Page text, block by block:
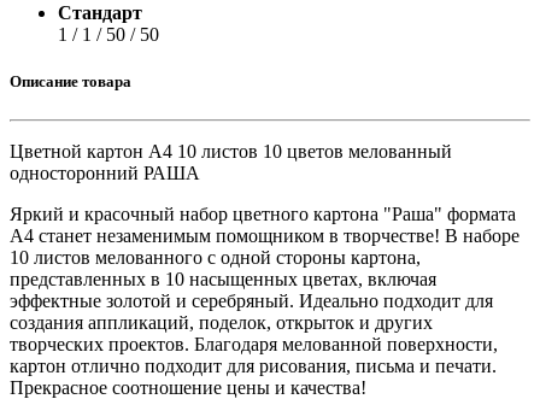
Стандарт
1 / 1 / 50 / 50
Описание товара
Цветной картон А4 10 листов 10 цветов мелованный
односторонний РАША
Яркий и красочный набор цветного картона "Раша" формата
А4 станет незаменимым помощником в творчестве! В наборе
10 листов мелованного с одной стороны картона,
представленных в 10 насыщенных цветах, включая
эффектные золотой и серебряный. Идеально подходит для
создания аппликаций, поделок, открыток и других
творческих проектов. Благодаря мелованной поверхности,
картон отлично подходит для рисования, письма и печати.
Прекрасное соотношение цены и качества!